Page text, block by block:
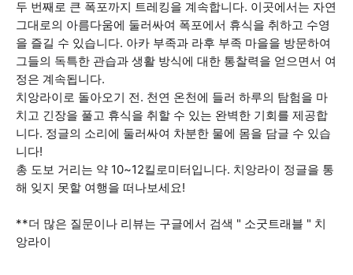
두 번째로 큰 폭포까지 트레킹을 계속합니다. 이곳에서는 자연
그대로의 아름다움에 둘러싸여 폭포에서 휴식을 취하고 수영
을 즐길 수 있습니다. 아카 부족과 라후 부족 마을을 방문하여
그들의 독특한 관습과 생활 방식에 대한 통찰력을 얻으면서 여
정은 계속됩니다.
치앙라이로 돌아오기 전. 천연 온천에 들러 하루의 탐험을 마
치고 긴장을 풀고 휴식을 취할 수 있는 완벽한 기회를 제공합
니다. 정글의 소리에 둘러싸여 차분한 물에 몸을 담글 수 있습
니다!
총 도보 거리는 약 10~12킬로미터입니다. 치앙라이 정글을 통
해 잊지 못할 여행을 떠나보세요!
**더 많은 질문이나 리뷰는 구글에서 검색 " 소굿트래블 " 치
앙라이